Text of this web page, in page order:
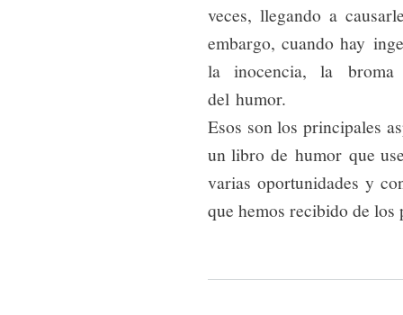
veces, llegando a
embargo, cuando hay
la inocencia, la broma
del humor.
Esos son los principales
un libro de humor que
varias oportunidades y
que hemos recibido de los